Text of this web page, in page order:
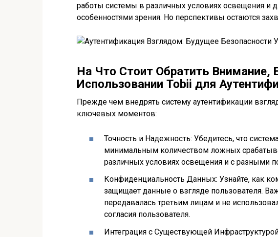
работы системы в различных условиях освещения и
особенностями зрения. Но перспективы остаются
На Что Стоит Обратить Внимание,
Использовании Tobii для
Прежде чем внедрять систему аутентификации
ключевых моментов:
Точность и Надежность: Убедитесь, что
минимальным количеством ложных
различных условиях освещения и с разными
Конфиденциальность Данных: Узнайте, как
защищает данные о взгляде пользователя.
передавалась третьим лицам и не
согласия пользователя.
Интеграция с Существующей